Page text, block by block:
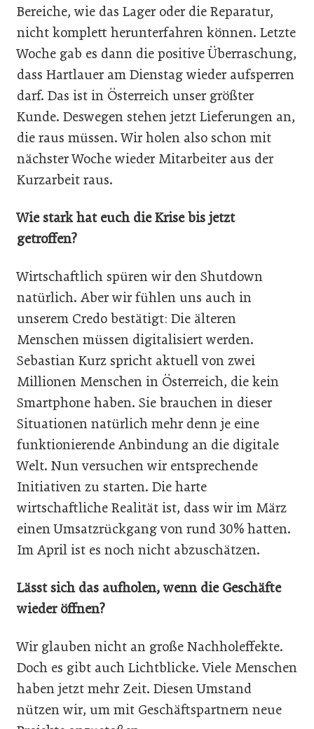
Bereiche, wie das Lager oder die Reparatur,
nicht komplett herunterfahren können. Letzte
Woche gab es dann die positive Überraschung,
dass Hartlauer am Dienstag wieder aufsperren
darf. Das ist in Österreich unser größter
Kunde. Deswegen stehen jetzt Lieferungen an,
die raus müssen. Wir holen also schon mit
nächster Woche wieder Mitarbeiter aus der
Kurzarbeit raus.
Wie stark hat euch die Krise bis jetzt
getroffen?
Wirtschaftlich spüren wir den Shutdown
natürlich. Aber wir fühlen uns auch in
unserem Credo bestätigt: Die älteren
Menschen müssen digitalisiert werden.
Sebastian Kurz spricht aktuell von zwei
Millionen Menschen in Österreich, die kein
Smartphone haben. Sie brauchen in dieser
Situationen natürlich mehr denn je eine
funktionierende Anbindung an die digitale
Welt. Nun versuchen wir entsprechende
Initiativen zu starten. Die harte
wirtschaftliche Realität ist, dass wir im März
einen Umsatzrückgang von rund 30% hatten.
Im April ist es noch nicht abzuschätzen.
Lässt sich das aufholen, wenn die Geschäfte
wieder öffnen?
Wir glauben nicht an große Nachholeffekte.
Doch es gibt auch Lichtblicke. Viele Menschen
haben jetzt mehr Zeit. Diesen Umstand
nützen wir, um mit Geschäftspartnern neue